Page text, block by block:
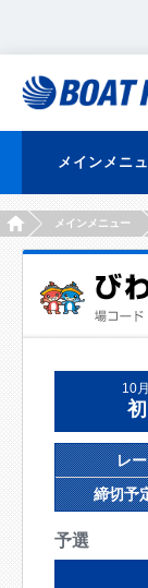
メインメニ
HOMEメインメニュー
10
レ
締切予
予選